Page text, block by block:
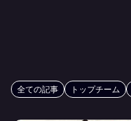
全ての記事 トップチーム